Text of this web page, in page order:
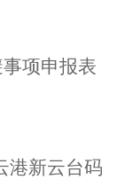
项申报表
港新云台码